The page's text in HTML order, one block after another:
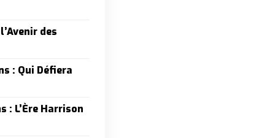
des
: Qui Défiera
: L’Ère Harrison